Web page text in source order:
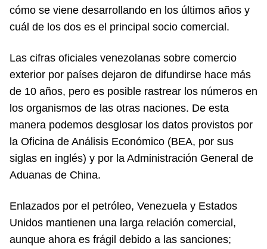
cómo se viene desarrollando en los últimos años y
cuál de los dos es el principal socio comercial.
Las cifras oficiales venezolanas sobre comercio
exterior por países dejaron de difundirse hace más
de 10 años, pero es posible rastrear los números en
los organismos de las otras naciones. De esta
manera podemos desglosar los datos provistos por
la Oficina de Análisis Económico (BEA, por sus
siglas en inglés) y por la Administración General de
Aduanas de China.
Enlazados por el petróleo, Venezuela y Estados
Unidos mantienen una larga relación comercial,
aunque ahora es frágil debido a las sanciones;